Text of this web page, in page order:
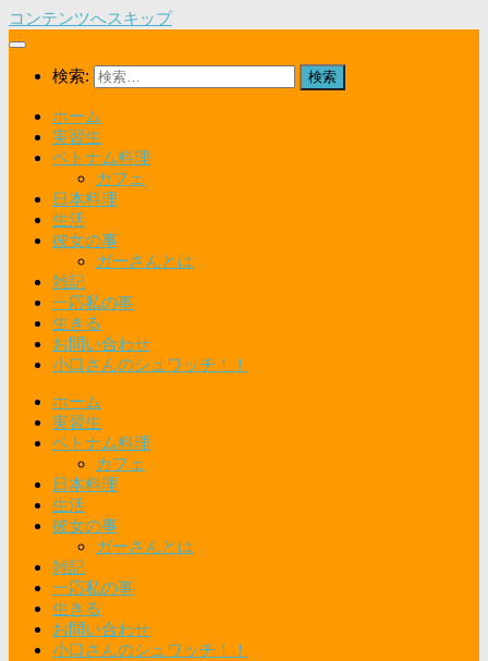
コンテンツへスキップ
検索:
ホーム
実習生
ベトナム料理
カフェ
日本料理
生活
彼女の事
ガーさんとは
雑記
一応私の事
生きる
お問い合わせ
小口さんのシュワッチ！！
ホーム
実習生
ベトナム料理
カフェ
日本料理
生活
彼女の事
ガーさんとは
雑記
一応私の事
生きる
お問い合わせ
小口さんのシュワッチ！！